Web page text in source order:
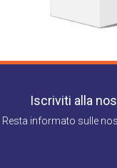
Iscriviti alla
Resta informato sulle